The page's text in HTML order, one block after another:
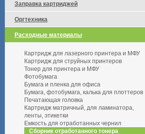
Заправка картриджей
Оргтехника
Расходные материалы
Картридж для лазерного принтера и МФУ
Картридж для струйных принтеров
Тонер для принтера и МФУ
Фотобумага
Бумага и пленка для офиса
Бумага, фотобумага, калька для плоттеров
Печатающая головка
Картридж матричный, для ламинатора,
ленты, этикетки
Емкость для отработанных чернил
Сборник отработанного тонера